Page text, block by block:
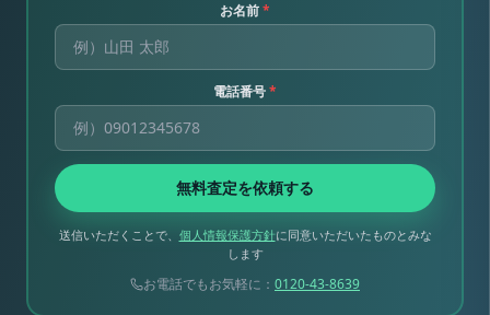
お名前*
電話番号*
無料査定を依頼する
送信いただくことで、 個人情報保護方針に同意いただいたものとみな
します
お電話でもお気軽に： 0120-43-8639